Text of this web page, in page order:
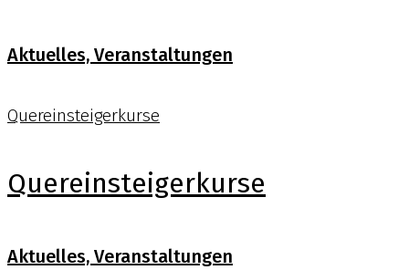
Aktuelles, Veranstaltungen
Quereinsteigerkurse
Quereinsteigerkurse
Aktuelles, Veranstaltungen